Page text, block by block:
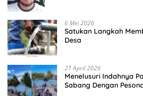
6 Mei 2026
Satukan Langkah
Desa
21 April 2026
Menelusuri Indahnya
Sabang Dengan